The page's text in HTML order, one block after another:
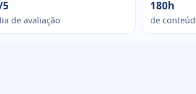
de avaliação
180h
de